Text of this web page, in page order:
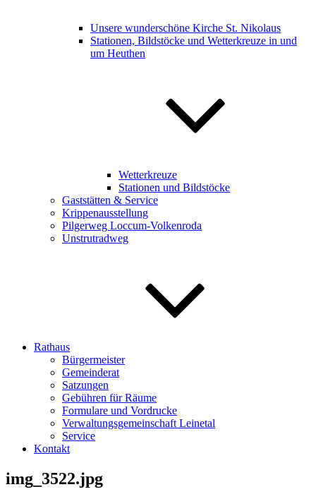
Unsere wunderschöne Kirche St. Nikolaus
Stationen, Bildstöcke und Wetterkreuze in und
um Heuthen
Wetterkreuze
Stationen und Bildstöcke
Gaststätten & Service
Krippenausstellung
Pilgerweg Loccum-Volkenroda
Unstrutradweg
Rathaus
Bürgermeister
Gemeinderat
Satzungen
Gebühren für Räume
Formulare und Vordrucke
Verwaltungsgemeinschaft Leinetal
Service
Kontakt
img_3522.jpg